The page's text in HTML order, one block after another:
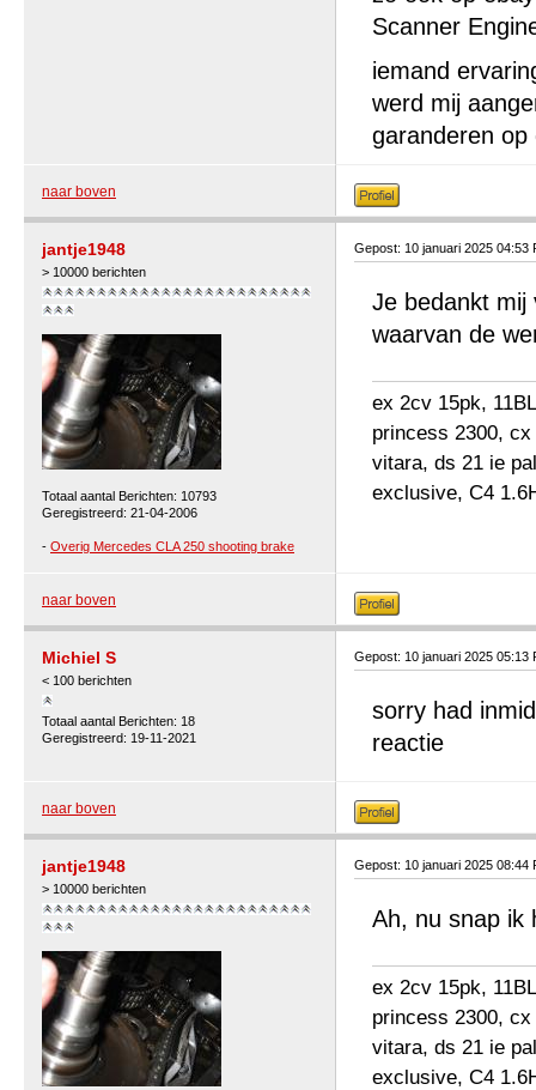
Scanner
iemand
werd mij
garanderen op
naar boven
jantje1948
> 10000 berichten
Totaal aantal Berichten: 10793
Geregistreerd: 21-04-2006
- Overig Mercedes CLA 250 shooting brake
Gepost: 10 januari 2025 04:53
Je bedankt mij
waarvan de
ex 2cv 15pk,
princess 2300,
vitara, ds 21 ie
exclusive, C4
naar boven
Michiel S
< 100 berichten
Totaal aantal Berichten: 18
Geregistreerd: 19-11-2021
Gepost: 10 januari 2025 05:13
sorry had
reactie
naar boven
jantje1948
> 10000 berichten
Gepost: 10 januari 2025 08:44
Ah, nu snap ik
ex 2cv 15pk,
princess 2300,
vitara, ds 21 ie
exclusive, C4